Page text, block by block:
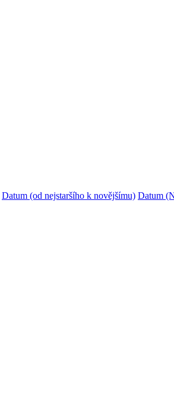
Datum (od nejstaršího k novějšímu) Datum